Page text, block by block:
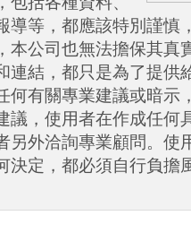
導等，都應該特別謹慎
本公司也無法擔保其真
連結，都只是為了提供
何有關專業建議或暗示
議，使用者在作成任何
另外洽詢專業顧問。使
決定，都必須自行負擔